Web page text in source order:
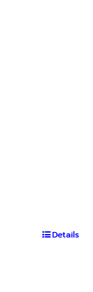
Details